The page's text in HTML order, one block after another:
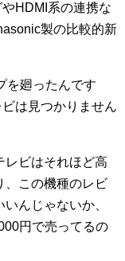
HDMI系の連携な
製の比較的新
を廻ったんです
は見つかりません
レビはそれほど高
、この機種のレビ
んじゃないか、
円で売ってるの